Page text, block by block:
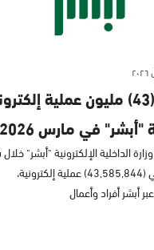
أكثر من (43) مليون عملية
في مارس 2026م
الداخلية الإلكترونية "أبشر"
مارس الماضي (43,585,844) عملية إلكترونية،
أبشر أفراد وأعمال